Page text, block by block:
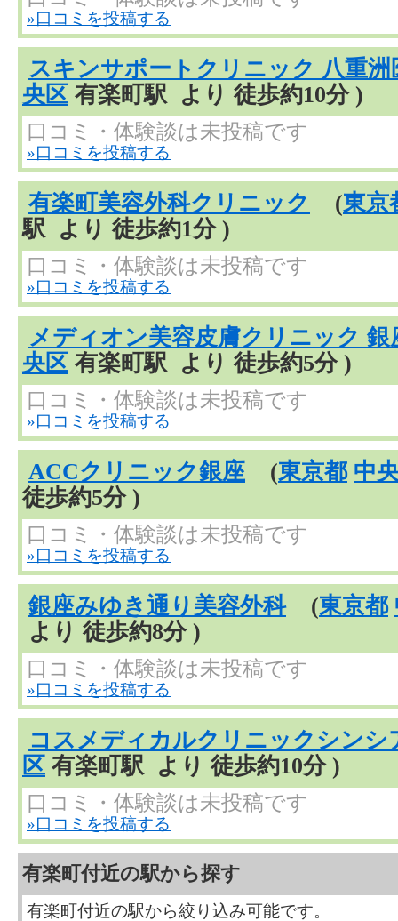
»口コミを投稿する
スキンサポートクリニック 八重洲
央区 有楽町駅 より 徒歩約10分 )
口コミ・体験談は未投稿です
»口コミを投稿する
有楽町美容外科クリニック (東京
駅 より 徒歩約1分 )
口コミ・体験談は未投稿です
»口コミを投稿する
メディオン美容皮膚クリニック 銀
央区 有楽町駅 より 徒歩約5分 )
口コミ・体験談は未投稿です
»口コミを投稿する
ACCクリニック銀座 (東京都 中
徒歩約5分 )
口コミ・体験談は未投稿です
»口コミを投稿する
銀座みゆき通り美容外科(東京都
より 徒歩約8分 )
口コミ・体験談は未投稿です
»口コミを投稿する
コスメディカルクリニックシンシ
区 有楽町駅 より 徒歩約10分 )
口コミ・体験談は未投稿です
»口コミを投稿する
有楽町付近の駅から探す
有楽町付近の駅から絞り込み可能です。